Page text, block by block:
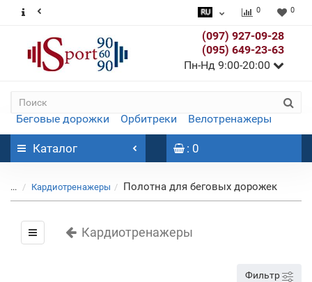
0 0
(097) 927-09-28
(095) 649-23-63
Пн-Нд 9:00-20:00
Беговые дорожки Орбитреки Велотренажеры
Каталог : 0
... Кардиотренажеры Полотна для беговых дорожек
Кардиотренажеры
Фильтр